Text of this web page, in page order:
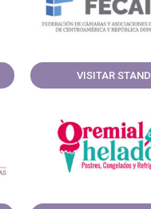
VISITAR STAND